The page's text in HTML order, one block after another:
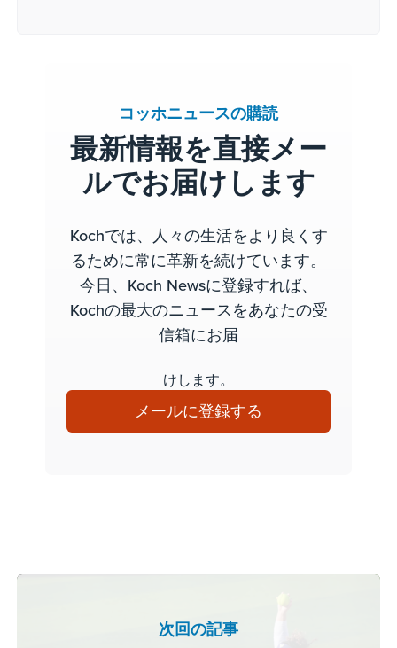
コッホニュースの購読
最新情報を直接メー
ルでお届けします
Kochでは、人々の生活をより良くす
るために常に革新を続けています。
今日、Koch Newsに登録すれば、
Kochの最大のニュースをあなたの受
信箱にお届
けします。
メールに登録する
次回の記事